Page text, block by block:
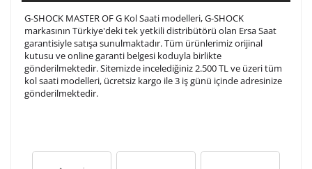
G-SHOCK MASTER OF G Kol Saati modelleri, G-SHOCK
markasının Türkiye'deki tek yetkili distribütörü olan Ersa Saat
garantisiyle satışa sunulmaktadır. Tüm ürünlerimiz orijinal
kutusu ve online garanti belgesi koduyla birlikte
gönderilmektedir. Sitemizde incelediğiniz 2.500 TL ve üzeri tüm
kol saati modelleri, ücretsiz kargo ile 3 iş günü içinde adresinize
gönderilmektedir.